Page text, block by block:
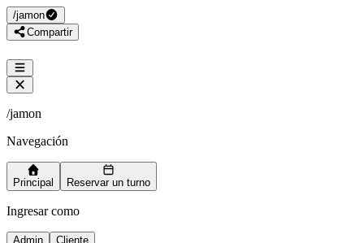
/jamon
Compartir
/jamon
Navegación
Principal Reservar un turno
Ingresar como
Admin Cliente